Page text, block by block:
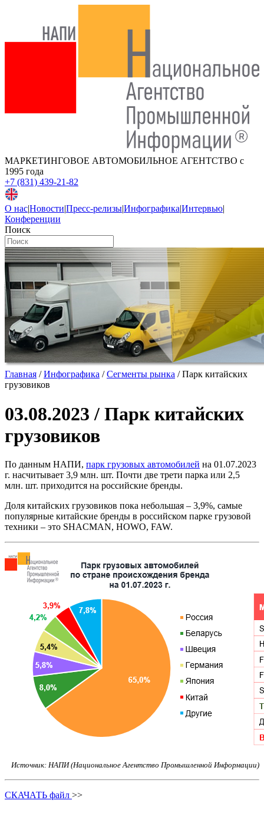
МАРКЕТИНГОВОЕ АВТОМОБИЛЬНОЕ АГЕНТСТВО с
1995 года
+7 (831) 439-21-82
О нас|Новости|Пресс-релизы|Инфографика|Интервью|
Конференции
Поиск
Главная /Инфографика /Сегменты рынка /Парк китайских
грузовиков
03.08.2023 / Парк китайских
грузовиков
По данным НАПИ, парк грузовых автомобилей на 01.07.2023
г. насчитывает 3,9 млн. шт. Почти две трети парка или 2,5
млн. шт. приходится на российские бренды.
Доля китайских грузовиков пока небольшая – 3,9%, самые
популярные китайские бренды в российском парке грузовой
техники – это SHACMAN, HOWO, FAW.
Источник: НАПИ (Национальное Агентство Промышленной Информации)
СКАЧАТЬ файл >>